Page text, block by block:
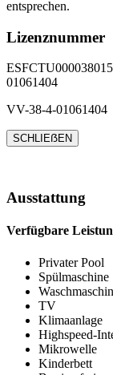
entsprechen.
Lizenznummer
01061404
VV-38-4-01061404
SCHLIEẞEN
Ausstattung
Verfügbare
Privater Pool
Spülmaschine
TV
Klimaanlage
Highspeed-
Mikrowelle
Kinderbett